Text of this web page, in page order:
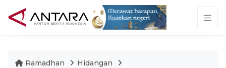
Ramadhan
Hidangan